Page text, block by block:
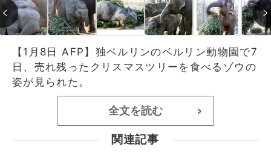
【1月8日 AFP】独ベルリンのベルリン動物園で7
日、売れ残ったクリスマスツリーを食べるゾウの
姿が見られた。
全文を読む >
関連記事